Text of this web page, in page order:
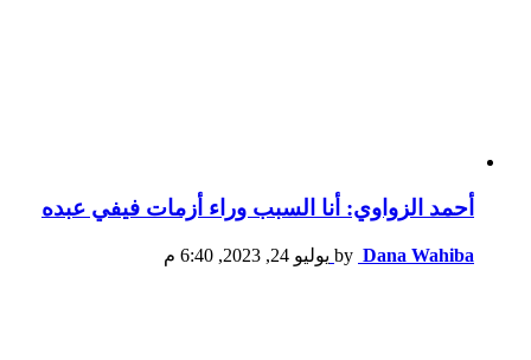
أحمد الزواوي: أنا السبب وراء أزمات فيفي عبده
by Dana Wahiba يوليو 24, 2023, 6:40 م